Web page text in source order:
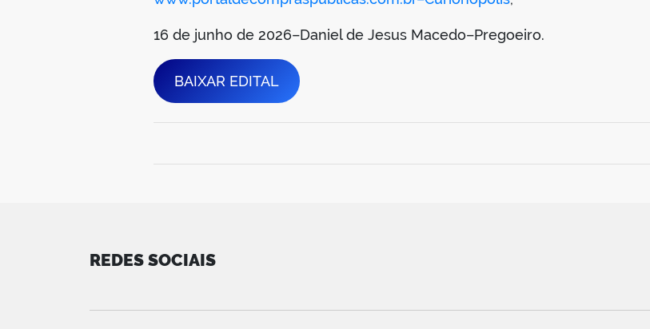
16 de junho de 2026–Daniel de Jesus Macedo–Pregoeiro.
BAIXAR EDITAL
REDES SOCIAIS